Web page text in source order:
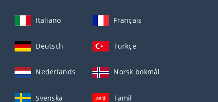
Italiano Français
Deutsch Türkçe
Nederlands Norsk bokmål
Svenska Tamil